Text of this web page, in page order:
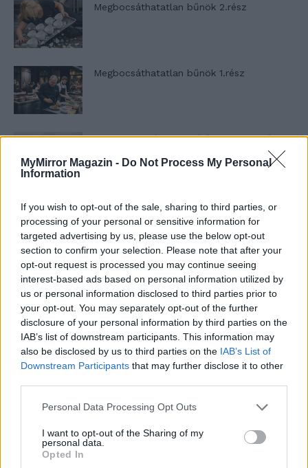
MyMirror Magazin - Do Not Process My Personal
Information
If you wish to opt-out of the sale, sharing to third parties, or
processing of your personal or sensitive information for
targeted advertising by us, please use the below opt-out
section to confirm your selection. Please note that after your
opt-out request is processed you may continue seeing
interest-based ads based on personal information utilized by
us or personal information disclosed to third parties prior to
your opt-out. You may separately opt-out of the further
disclosure of your personal information by third parties on the
IAB’s list of downstream participants. This information may
also be disclosed by us to third parties on the IAB’s List of
Downstream Participants that may further disclose it to other
Personal Data Processing Opt Outs
I want to opt-out of the Sharing of my
personal data.
Opted In
Megbocsáthatatlan bűnök 2.rész
Megbocsáthatatlan bűnök 1.rész
Szent Genovéva, a túlélő Franciaország
Minka 12. rész
Minka 11. rész
T. szereti a fiatal lányokat 14. rész
Pedig szóltam… – Miért nem hiszünk a